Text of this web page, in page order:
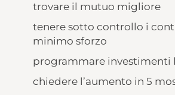
trovare il mutuo migliore
tenere sotto controllo i
minimo sforzo
programmare investimenti
chiedere l’aumento in 5